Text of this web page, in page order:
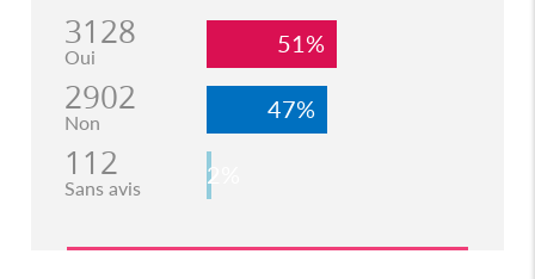
3128
Oui 51%
2902
Non 47%
112
Sans avis 2%